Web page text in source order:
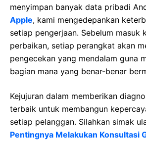
menyimpan banyak data pribadi
Apple, kami mengedepankan
setiap pengerjaan. Sebelum masuk
perbaikan, setiap perangkat akan
pengecekan yang mendalam guna
bagian mana yang benar-benar
Kejujuran dalam memberikan
terbaik untuk membangun
setiap pelanggan. Silahkan simak
Pentingnya Melakukan Konsultasi